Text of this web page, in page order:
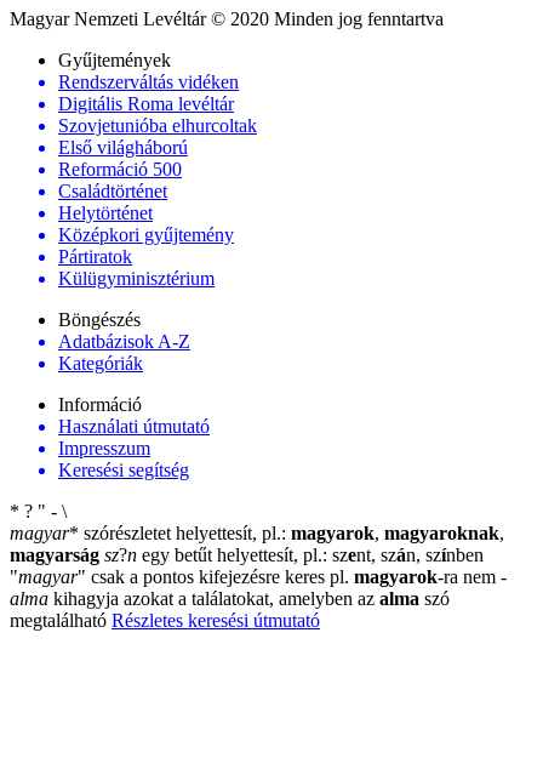
Magyar Nemzeti Levéltár © 2020 Minden jog fenntartva
Gyűjtemények
Rendszerváltás vidéken
Digitális Roma levéltár
Szovjetunióba elhurcoltak
Első világháború
Reformáció 500
Családtörténet
Helytörténet
Középkori gyűjtemény
Pártiratok
Külügyminisztérium
Böngészés
Adatbázisok A-Z
Kategóriák
Információ
Használati útmutató
Impresszum
Keresési segítség
* ? " - \
magyar* szórészletet helyettesít, pl.: magyarok, magyaroknak,
magyarság sz?n egy betűt helyettesít, pl.: szent, szán, színben
"magyar" csak a pontos kifejezésre keres pl. magyarok-ra nem -
alma kihagyja azokat a találatokat, amelyben az alma szó
megtalálható Részletes keresési útmutató